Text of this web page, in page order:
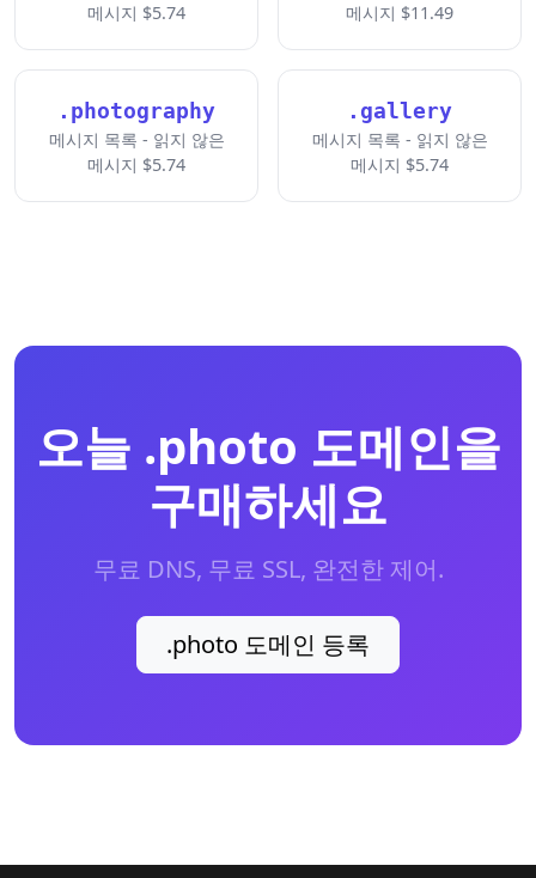
메시지 $5.74
메시지 $11.49
.photography
메시지 목록 - 읽지 않은
메시지 $5.74
.gallery
메시지 목록 - 읽지 않은
메시지 $5.74
오늘 .photo 도메인을
구매하세요
무료 DNS, 무료 SSL, 완전한 제어.
.photo 도메인 등록